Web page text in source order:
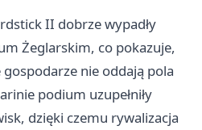
II dobrze wypadły
Żeglarskim, co pokazuje,
nie oddają pola
podium uzupełniły
dzięki czemu rywalizacja